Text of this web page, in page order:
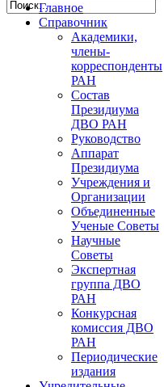
Главное
Справочник
Академики,
члены-
корреспонденты
РАН
Состав
Президиума
ДВО РАН
Руководство
Аппарат
Президиума
Учреждения и
Организации
Объединенные
Ученые Советы
Научные
Советы
Экспертная
группа ДВО
РАН
Конкурсная
комиссия ДВО
РАН
Периодические
издания